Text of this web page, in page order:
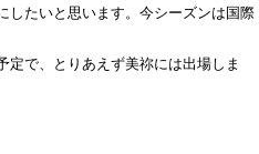
したいと思います。今シーズンは国際
定で、とりあえず美祢には出場しま